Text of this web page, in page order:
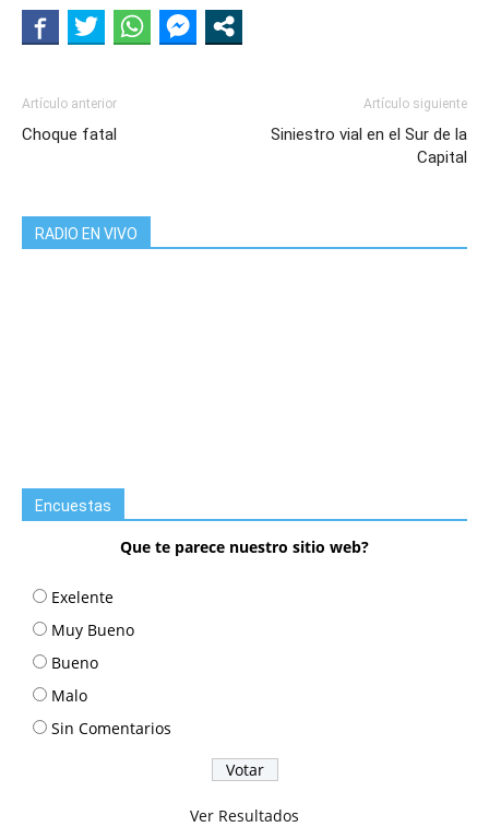
Artículo anterior
Choque fatal
Artículo siguiente
Siniestro vial en el Sur de la
Capital
RADIO EN VIVO
Encuestas
Que te parece nuestro sitio web?
Exelente
Muy Bueno
Bueno
Malo
Sin Comentarios
Ver Resultados